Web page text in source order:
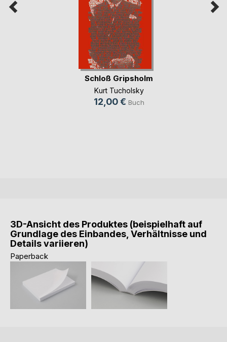
Schloß Gripsholm
Kurt Tucholsky
12,00 € Buch
3D-Ansicht des Produktes (beispielhaft auf
Grundlage des Einbandes, Verhältnisse und
Details variieren)
Paperback